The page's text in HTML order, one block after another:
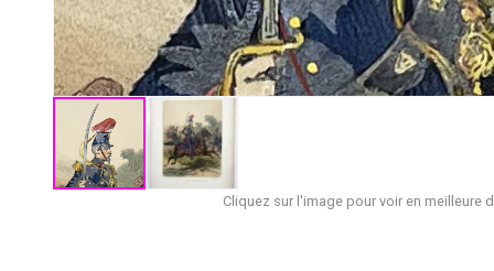
Cliquez sur l'image pour voir en meilleure